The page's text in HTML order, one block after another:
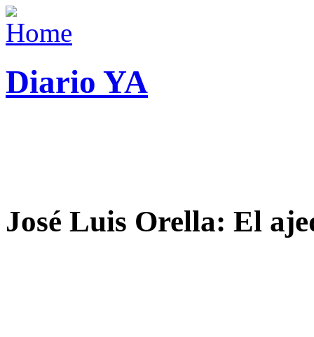
Diario YA
José Luis Orella: El